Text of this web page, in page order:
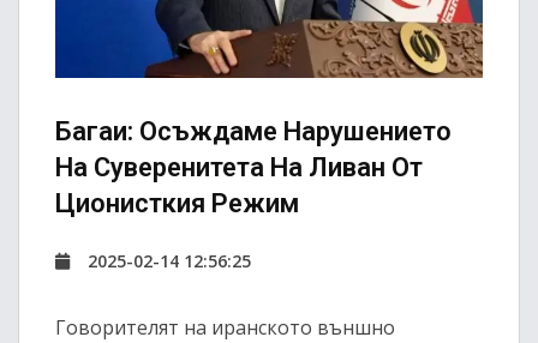
Багаи: Осъждаме Нарушението
На Суверенитета На Ливан От
Ционисткия Режим
2025-02-14 12:56:25
Говорителят на иранското външно